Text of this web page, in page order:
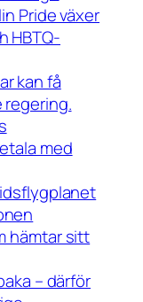
Pride växer
HBTQ-
kan få
med
hämtar sitt
– därför